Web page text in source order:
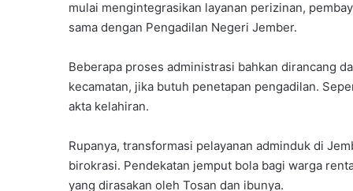
mulai mengintegrasikan layanan perizinan,
sama dengan Pengadilan Negeri Jember.
Beberapa proses administrasi bahkan dirancang
kecamatan, jika butuh penetapan pengadilan.
akta kelahiran.
Rupanya, transformasi pelayanan adminduk di
birokrasi. Pendekatan jemput bola bagi warga
yang dirasakan oleh Tosan dan ibunya.